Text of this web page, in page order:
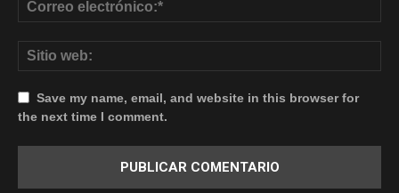
Save my name, email, and website in this browser for
the next time I comment.